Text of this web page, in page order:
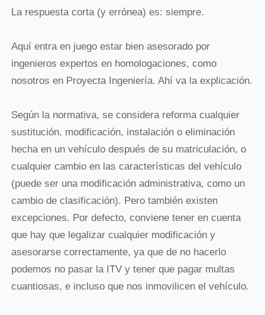
La respuesta corta (y errónea) es: siempre.
Aquí entra en juego estar bien asesorado por
ingenieros expertos en homologaciones, como
nosotros en Proyecta Ingeniería. Ahí va la explicación.
Según la normativa, se considera reforma cualquier
sustitución, modificación, instalación o eliminación
hecha en un vehículo después de su matriculación, o
cualquier cambio en las características del vehículo
(puede ser una modificación administrativa, como un
cambio de clasificación). Pero también existen
excepciones. Por defecto, conviene tener en cuenta
que hay que legalizar cualquier modificación y
asesorarse correctamente, ya que de no hacerlo
podemos no pasar la ITV y tener que pagar multas
cuantiosas, e incluso que nos inmovilicen el vehículo.